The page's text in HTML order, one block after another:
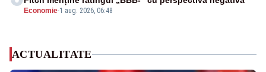
Economie-1 aug. 2026, 06:48
ACTUALITATE